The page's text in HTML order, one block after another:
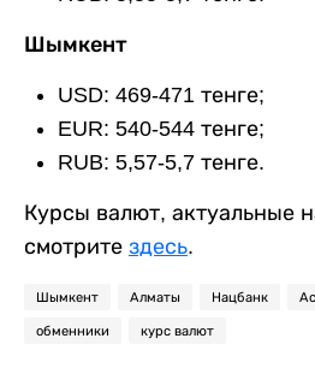
Шымкент
USD: 469-471 тенге;
EUR: 540-544 тенге;
RUB: 5,57-5,7 тенге.
Курсы валют, актуальные
смотрите здесь.
Шымкент Алматы Нацбанк
обменники курс валют